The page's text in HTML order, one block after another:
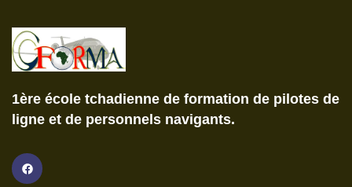
1ère école tchadienne de formation de pilotes de
ligne et de personnels navigants.